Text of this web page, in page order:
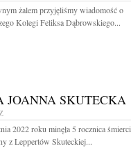
żalem przyjęliśmy wiadomość o
Kolegi Feliksa Dąbrowskiego...
JOANNA SKUTECKA
2022 roku minęła 5 rocznica śmierci
z Leppertów Skuteckiej...